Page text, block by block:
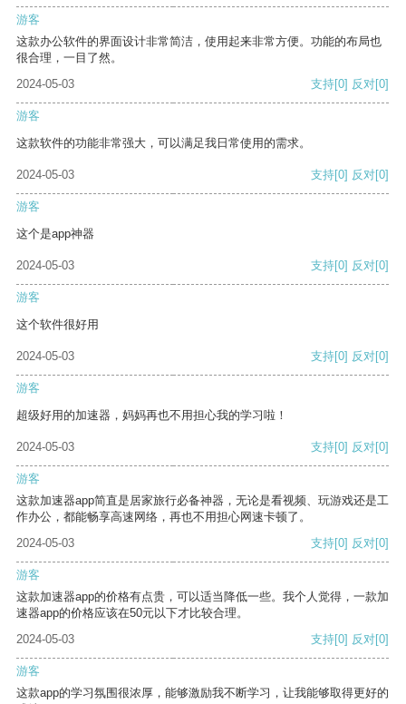
游客
这款办公软件的界面设计非常简洁，使用起来非常方便。功能的布局也
很合理，一目了然。
2024-05-03
支持[0] 反对[0]
游客
这款软件的功能非常强大，可以满足我日常使用的需求。
2024-05-03 支持[0] 反对[0]
游客
这个是app神器
2024-05-03 支持[0] 反对[0]
游客
这个软件很好用
2024-05-03 支持[0] 反对[0]
游客
超级好用的加速器，妈妈再也不用担心我的学习啦！
2024-05-03 支持[0] 反对[0]
游客
这款加速器app简直是居家旅行必备神器，无论是看视频、玩游戏还是工
作办公，都能畅享高速网络，再也不用担心网速卡顿了。
2024-05-03
支持[0] 反对[0]
游客
这款加速器app的价格有点贵，可以适当降低一些。我个人觉得，一款加
速器app的价格应该在50元以下才比较合理。
2024-05-03
支持[0] 反对[0]
游客
这款app的学习氛围很浓厚，能够激励我不断学习，让我能够取得更好的